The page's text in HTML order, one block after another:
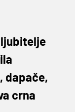
ljubitelje
dapače,
crna